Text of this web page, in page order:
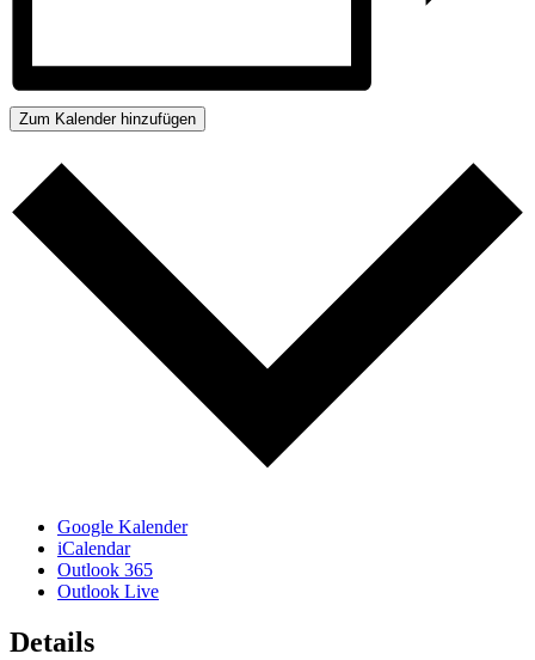
Zum Kalender hinzufügen
Google Kalender
iCalendar
Outlook 365
Outlook Live
Details